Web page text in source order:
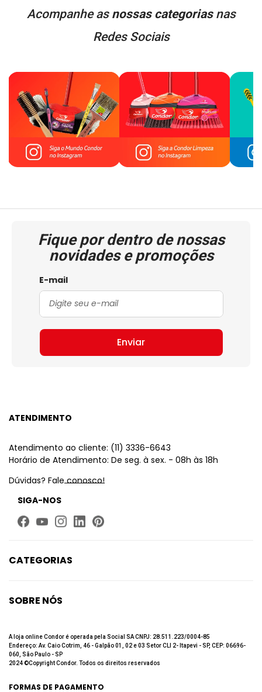
Acompanhe as nossas categoriasnas
Redes Sociais
Fique por dentro de nossas
novidades e promoções
E-mail
Enviar
ATENDIMENTO
Atendimento ao cliente: (11) 3336-6643
Horário de Atendimento: De seg. à sex. - 08h às 18h
Dúvidas? Fale conosco!
SIGA-NOS
CATEGORIAS
Higiene Bucal
SOBRE NÓS
Fale Conosco
Trabalhe Conosco
Política de privacidade
Política de Troca e Devolução
A loja online Condor é operada pela Social SA CNPJ: 28.511.223/0004-85
Endereço: Av. Caio Cotrim, 46 - Galpão 01, 02 e 03 Setor CLI 2- Itapevi - SP, CEP: 06696-
060, São Paulo - SP
2024 ©Copyright Condor. Todos os direitos reservados
FORMAS DE PAGAMENTO